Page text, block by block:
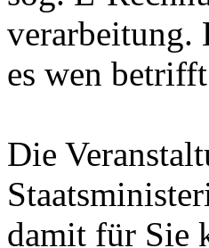
verarbeitung.
es wen
Die
damit für Sie